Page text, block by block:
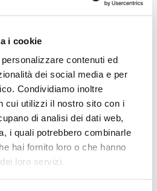
i cookie
contenuti ed
dei social media e per
Condividiamo inoltre
cui utilizzi il nostro sito con i
di analisi dei dati web,
i quali potrebbero combinarle
hai fornito loro o che hanno
loro servizi.
WHIRLPOOL
Whirlpool WL S7960 NE
Nero Da incasso 60 cm
Piano cottura a
induzione 4 Fornello(i)